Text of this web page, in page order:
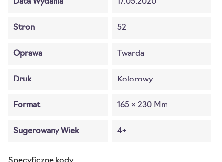
Data Wydania 17.05.2020
Stron 52
Oprawa Twarda
Druk Kolorowy
Format 165 × 230 Mm
Sugerowany Wiek 4+
Specyficzne kody